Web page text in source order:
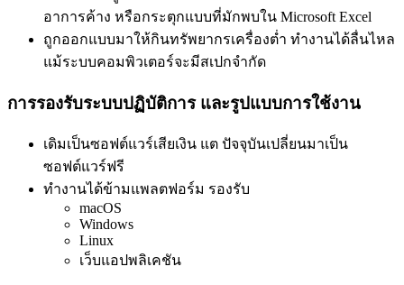
อาการค้าง หรือกระตุกแบบที่มักพบใน Microsoft Excel
ถูกออกแบบมาให้กินทรัพยากรเครื่องต่ำ ทำงานได้ลื่นไหล
แม้ระบบคอมพิวเตอร์จะมีสเปกจำกัด
การรองรับระบบปฏิบัติการ และรูปแบบการใช้งาน
เดิมเป็นซอฟต์แวร์เสียเงิน แต ปัจจุบันเปลี่ยนมาเป็น
ซอฟต์แวร์ฟรี
ทำงานได้ข้ามแพลตฟอร์ม รองรับ
macOS
Windows
Linux
เว็บแอปพลิเคชัน